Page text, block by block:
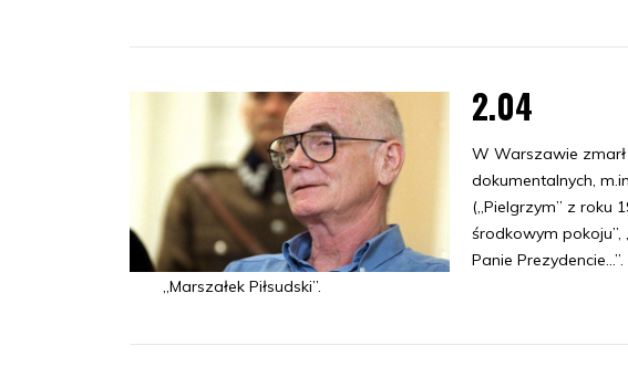
2.04
W Warszawie zmarł
dokumentalnych,
(„Pielgrzym” z roku
środkowym pokoju”,
Panie
„Marszałek Piłsudski”.